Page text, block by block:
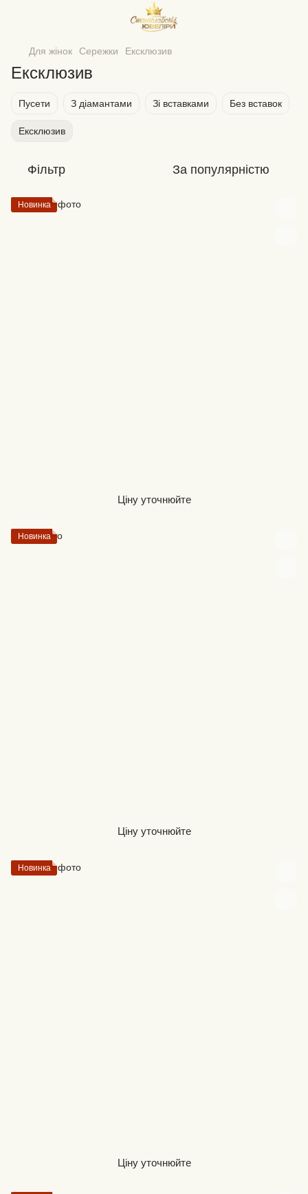
Для жінок Сережки Ексклюзив
Ексклюзив
Пусети З діамантами Зі вставками Без вставок
Ексклюзив
Фільтр За популярністю
Новинка
Ціну уточнюйте
Новинка
Ціну уточнюйте
Новинка
Ціну уточнюйте